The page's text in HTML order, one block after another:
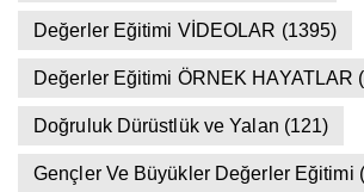
Değerler Eğitimi VİDEOLAR (1395)
Değerler Eğitimi ÖRNEK HAYATLAR
Doğruluk Dürüstlük ve Yalan (121)
Gençler Ve Büyükler Değerler Eğitimi